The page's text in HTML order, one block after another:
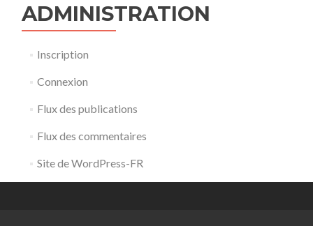
ADMINISTRATION
Inscription
Connexion
Flux des publications
Flux des commentaires
Site de WordPress-FR